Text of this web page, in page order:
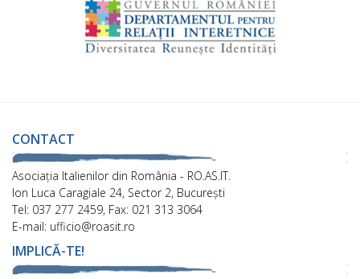
CONTACT
Asociaţia Italienilor din România - RO.AS.IT.
Ion Luca Caragiale 24, Sector 2, București
Tel: 037 277 2459, Fax: 021 313 3064
E-mail: ufficio@roasit.ro
IMPLICĂ-TE!